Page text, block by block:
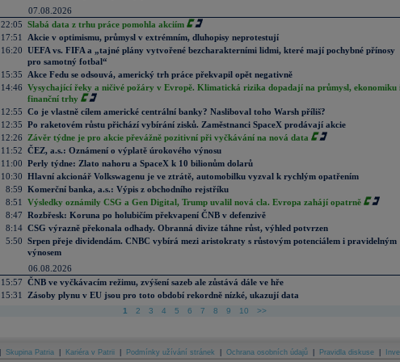
07.08.2026
22:05 Slabá data z trhu práce pomohla akciím
17:51
Akcie v optimismu, průmysl v extrémním, dluhopisy neprotestují
16:20 UEFA vs. FIFA a „tajné plány vytvořené bezcharakterními lidmi, které mají pochybné přínosy
pro samotný fotbal“
15:35
Akce Fedu se odsouvá, americký trh práce překvapil opět negativně
14:46 Vysychající řeky a ničivé požáry v Evropě. Klimatická rizika dopadají na průmysl, ekonomiku
finanční trhy
12:55 Co je vlastně cílem americké centrální banky? Nasliboval toho Warsh příliš?
12:35 Po raketovém růstu přichází vybírání zisků. Zaměstnanci SpaceX prodávají akcie
12:26
Závěr týdne je pro akcie převážně pozitivní při vyčkávání na nová data
11:52 ČEZ, a.s.: Oznámení o výplatě úrokového výnosu
11:00 Perly týdne: Zlato nahoru a SpaceX k 10 bilionům dolarů
10:30 Hlavní akcionář Volkswagenu je ve ztrátě, automobilku vyzval k rychlým opatřením
8:59 Komerční banka, a.s.: Výpis z obchodního rejstříku
8:51
Výsledky oznámily CSG a Gen Digital, Trump uvalil nová cla. Evropa zahájí opatrně
8:47 Rozbřesk: Koruna po holubičím překvapení ČNB v defenzivě
8:14 CSG výrazně překonala odhady. Obranná divize táhne růst, výhled potvrzen
5:50 Srpen přeje dividendám. CNBC vybírá mezi aristokraty s růstovým potenciálem i pravidelným
výnosem
06.08.2026
15:57 ČNB ve vyčkávacím režimu, zvýšení sazeb ale zůstává dále ve hře
15:31
Zásoby plynu v EU jsou pro toto období rekordně nízké, ukazují data
1 2 3 4 5 6 7 8 9 10 >>
Skupina Patria Kariéra v Patrii Podmínky užívání stránek Ochrana osobních údajů Pravidla diskuse